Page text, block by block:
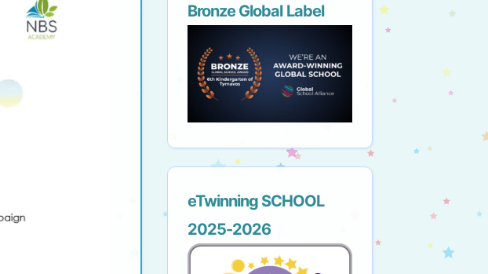
Bronze Global Label
eTwinning SCHOOL
2025-2026